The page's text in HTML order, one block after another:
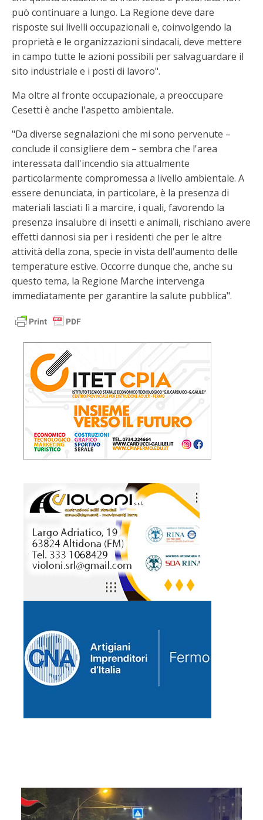
può continuare a lungo. La Regione deve dare
risposte sui livelli occupazionali e, coinvolgendo la
proprietà e le organizzazioni sindacali, deve mettere
in campo tutte le azioni possibili per salvaguardare il
sito industriale e i posti di lavoro".
Ma oltre al fronte occupazionale, a preoccupare
Cesetti è anche l'aspetto ambientale.
"Da diverse segnalazioni che mi sono pervenute –
conclude il consigliere dem – sembra che l'area
interessata dall'incendio sia attualmente
particolarmente compromessa a livello ambientale. A
essere denunciata, in particolare, è la presenza di
materiali lasciati lì a marcire, i quali, favorendo la
presenza insalubre di insetti e animali, rischiano avere
effetti dannosi sia per i residenti che per le altre
attività della zona, specie in vista dell'aumento delle
temperature estive. Occorre dunque che, anche su
questo tema, la Regione Marche intervenga
immediatamente per garantire la salute pubblica".